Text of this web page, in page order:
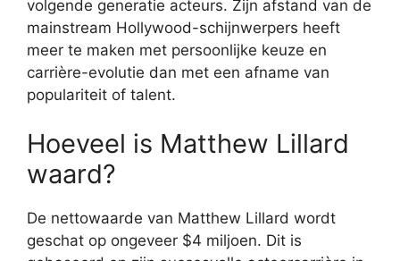
volgende generatie acteurs. Zijn afstand van de
mainstream Hollywood-schijnwerpers heeft
meer te maken met persoonlijke keuze en
carrière-evolutie dan met een afname van
populariteit of talent.
Hoeveel is Matthew Lillard
waard?
De nettowaarde van Matthew Lillard wordt
geschat op ongeveer $4 miljoen. Dit is